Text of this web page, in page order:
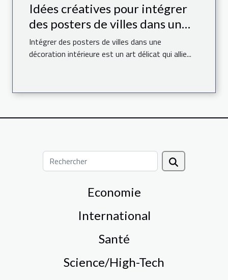
Idées créatives pour intégrer
des posters de villes dans un
espace moderne
Intégrer des posters de villes dans une
décoration intérieure est un art délicat qui allie...
Economie
International
Santé
Science/High-Tech